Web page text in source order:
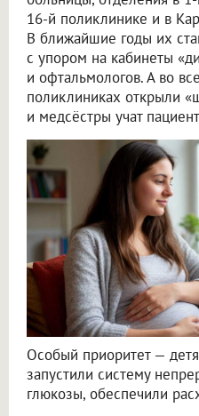
16-й поликлинике и в
В ближайшие годы их
с упором на кабинеты
и офтальмологов. А во
поликлиниках открыли
и медсёстры учат
Особый приоритет —
запустили систему
глюкозы, обеспечили